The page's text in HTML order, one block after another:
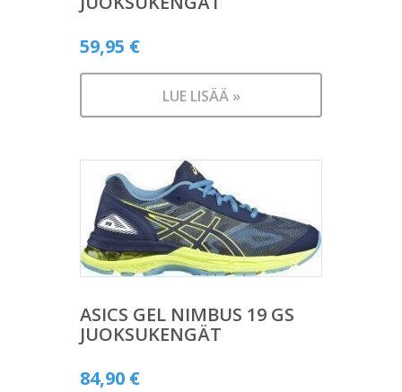
59,95 €
LUE LISÄÄ »
ASICS GEL NIMBUS 19 GS
JUOKSUKENGÄT
84,90 €